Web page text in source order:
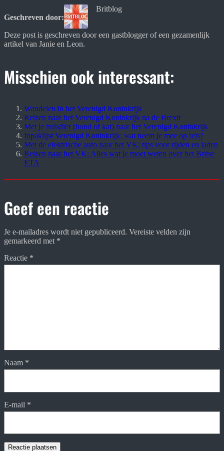
Geschreven door:
Britblog
Deze post is geschreven door een gastblogger of een gezamenlijk
artikel van Janie en Leon.
Misschien ook interessant:
Wandelen in het Verenigd Koninkrijk
Reizen naar het Verenigd Koninkrijk na de Brexit
Met je huisdier (hond of kat) naar het Verenigd Koninkrijk
Inpaklijst Verenigd Koninkrijk: wat neem je mee op reis?
Met de elektrische auto naar het VK: tips voor rijden en laden
Reizen naar het VK: Alles wat je moet weten over het Britse
ETA
Geef een reactie
Je e-mailadres wordt niet gepubliceerd. Vereiste velden zijn
gemarkeerd met *
Reactie *
Naam *
E-mail *